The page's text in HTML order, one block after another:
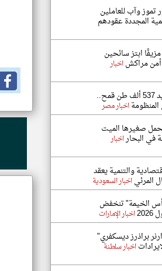
وآب للعاملين
المجددة عقودهم
ابتز سائحين
مراكشاخبار
محافظ المنيا: توريد 537 ألف طن قمح..
اخبار مصر
صغيرها الميت
في البحاراخبار
والتنمية يعقد
المرئياخبار السعودية
الخيمة" تنخفض
اخبار الإمارات
براذرز ديسكفري"
اخبار سلطنة